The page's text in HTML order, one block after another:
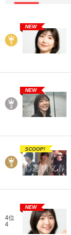
NEW
NEW
SCOOP!
4位
4
NEW